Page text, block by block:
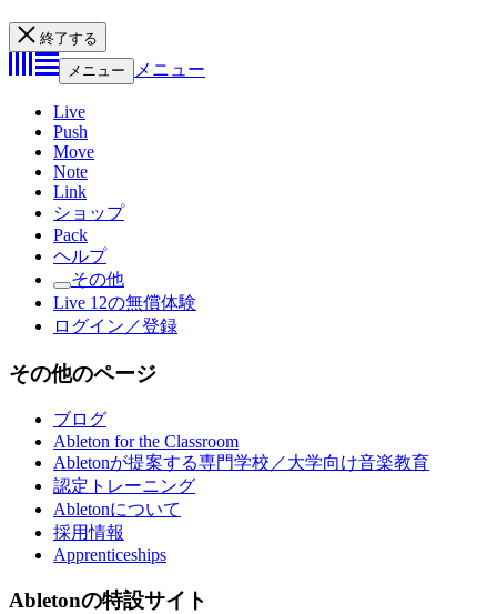
終了する
メニュー
メニュー
Live
Push
Move
Note
Link
ショップ
Pack
ヘルプ
その他
Live 12の無償体験
ログイン／登録
その他のページ
ブログ
Ableton for the Classroom
Abletonが提案する専門学校／大学向け音楽教育
認定トレーニング
Abletonについて
採用情報
Apprenticeships
Abletonの特設サイト